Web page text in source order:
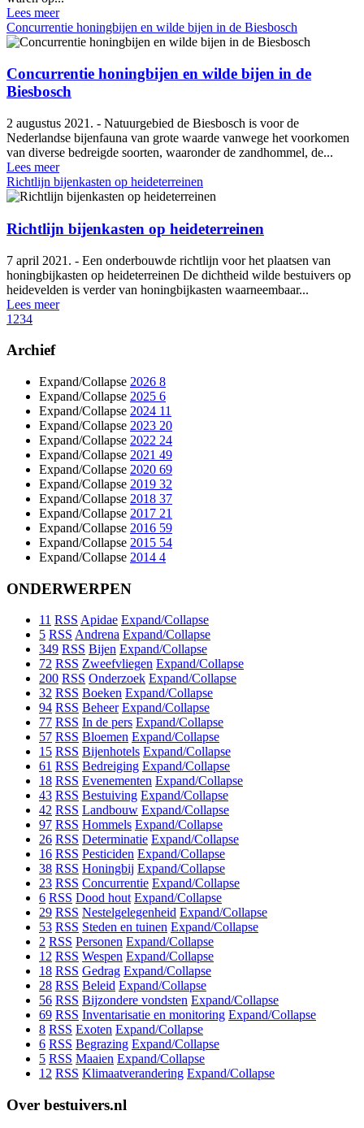
Lees meer
Concurrentie honingbijen en wilde bijen in de Biesbosch
Concurrentie honingbijen en wilde bijen in de
Biesbosch
2 augustus 2021. - Natuurgebied de Biesbosch is voor de
Nederlandse bijenfauna van grote waarde vanwege het voorkomen
van diverse bedreigde soorten, waaronder de zandhommel, de...
Lees meer
Richtlijn bijenkasten op heideterreinen
Richtlijn bijenkasten op heideterreinen
7 april 2021. - Een onderbouwde richtlijn voor het plaatsen van
honingbijkasten op heideterreinen De dichtheid wilde bestuivers op
heidevelden is verder van honingbijkasten waarneembaar...
Lees meer
1 234
Archief
Expand/Collapse 2026 8
Expand/Collapse 2025 6
Expand/Collapse 2024 11
Expand/Collapse 2023 20
Expand/Collapse 2022 24
Expand/Collapse 2021 49
Expand/Collapse 2020 69
Expand/Collapse 2019 32
Expand/Collapse 2018 37
Expand/Collapse 2017 21
Expand/Collapse 2016 59
Expand/Collapse 2015 54
Expand/Collapse 2014 4
ONDERWERPEN
11 RSS Apidae Expand/Collapse
5 RSS Andrena Expand/Collapse
349 RSS Bijen Expand/Collapse
72 RSS Zweefvliegen Expand/Collapse
200 RSS Onderzoek Expand/Collapse
32 RSS Boeken Expand/Collapse
94 RSS Beheer Expand/Collapse
77 RSS In de pers Expand/Collapse
57 RSS Bloemen Expand/Collapse
15 RSS Bijenhotels Expand/Collapse
61 RSS Bedreiging Expand/Collapse
18 RSS Evenementen Expand/Collapse
43 RSS Bestuiving Expand/Collapse
42 RSS Landbouw Expand/Collapse
97 RSS Hommels Expand/Collapse
26 RSS Determinatie Expand/Collapse
16 RSS Pesticiden Expand/Collapse
38 RSS Honingbij Expand/Collapse
23 RSS Concurrentie Expand/Collapse
6 RSS Dood hout Expand/Collapse
29 RSS Nestelgelegenheid Expand/Collapse
53 RSS Steden en tuinen Expand/Collapse
2 RSS Personen Expand/Collapse
12 RSS Wespen Expand/Collapse
18 RSS Gedrag Expand/Collapse
28 RSS Beleid Expand/Collapse
56 RSS Bijzondere vondsten Expand/Collapse
69 RSS Inventarisatie en monitoring Expand/Collapse
8 RSS Exoten Expand/Collapse
6 RSS Begrazing Expand/Collapse
5 RSS Maaien Expand/Collapse
12 RSS Klimaatverandering Expand/Collapse
Over bestuivers.nl